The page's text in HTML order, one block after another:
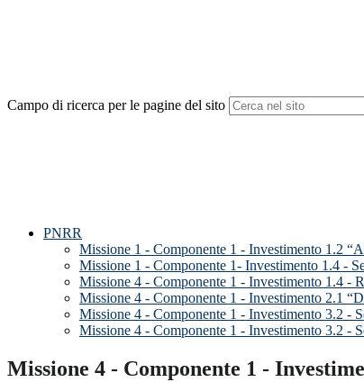
Campo di ricerca per le pagine del sito
PNRR
Missione 1 - Componente 1 - Investimento 1.2
Missione 1 - Componente 1- Investimento 1.4 -
Missione 4 - Componente 1 - Investimento 1.4 -
Missione 4 - Componente 1 - Investimento 2.1
Missione 4 - Componente 1 - Investimento 3.2 -
Missione 4 - Componente 1 - Investimento 3.2 -
Missione 4 - Componente 1 -